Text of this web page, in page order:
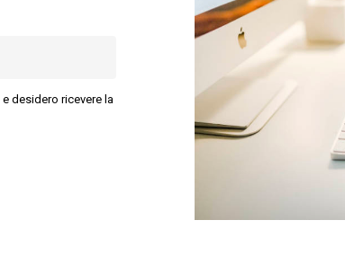
e desidero ricevere la